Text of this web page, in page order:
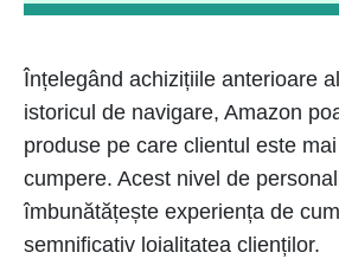
Înțelegând achizițiile anterioare
istoricul de navigare, Amazon
produse pe care clientul este
cumpere. Acest nivel de
îmbunătățește experiența de
semnificativ loialitatea clienților.